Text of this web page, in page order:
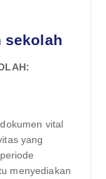
sekolah
vital
yang
menyediakan